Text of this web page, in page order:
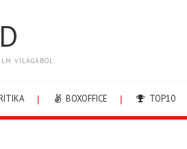
VILÁGÁBÓL.
BOXOFFICE TOP10